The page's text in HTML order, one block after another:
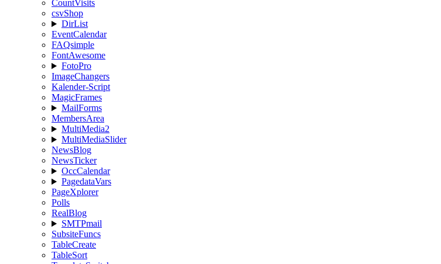
CountVisits
csvShop
DirList
EventCalendar
FAQsimple
FontAwesome
FotoPro
ImageChangers
Kalender-Script
MagicFrames
MailForms
MembersArea
MultiMedia2
MultiMediaSlider
NewsBlog
NewsTicker
OccCalendar
PagedataVars
PageXplorer
Polls
RealBlog
SMTPmail
SubsiteFuncs
TableCreate
TableSort